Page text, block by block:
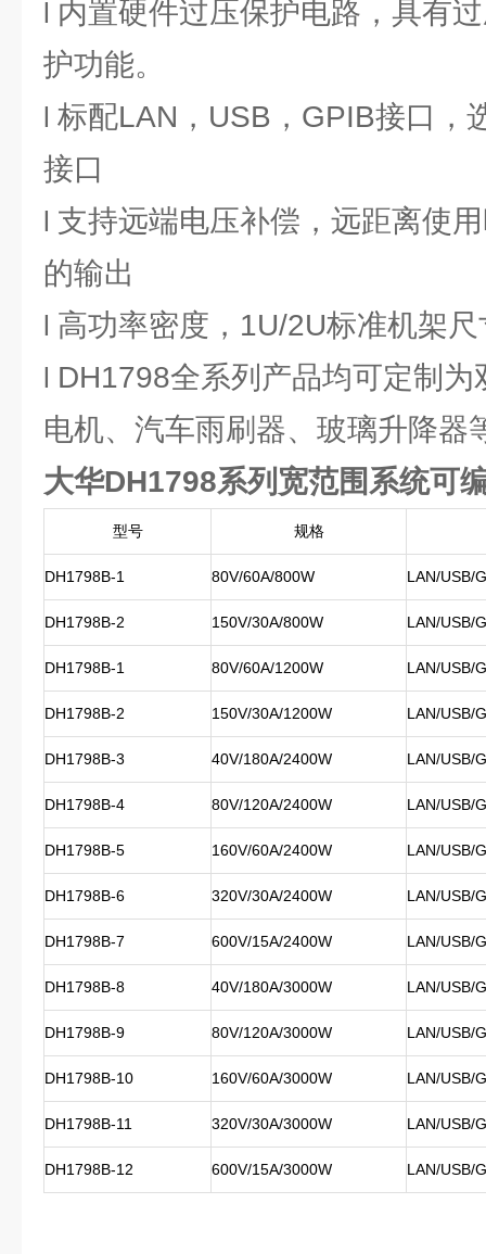
l 内置硬件过压保护电路，具有
护功能。
l 标配LAN，USB，GPIB接口，
接口
l 支持远端电压补偿，远距离使
的输出
l 高功率密度，1U/2U标准机架尺
l DH1798全系列产品均可定制
电机、汽车雨刷器、玻璃升降器
大华DH1798系列宽范围系统可
型号 规格
DH1798B-1 80V/60A/800W LAN/USB/
DH1798B-2 150V/30A/800W LAN/USB/
DH1798B-1 80V/60A/1200W LAN/USB/
DH1798B-2 150V/30A/1200W LAN/USB/
DH1798B-3 40V/180A/2400W LAN/USB/
DH1798B-4 80V/120A/2400W LAN/USB/
DH1798B-5 160V/60A/2400W LAN/USB/
DH1798B-6 320V/30A/2400W LAN/USB/
DH1798B-7 600V/15A/2400W LAN/USB/
DH1798B-8 40V/180A/3000W LAN/USB/
DH1798B-9 80V/120A/3000W LAN/USB/
DH1798B-10 160V/60A/3000W LAN/USB/
DH1798B-11 320V/30A/3000W LAN/USB/
DH1798B-12 600V/15A/3000W LAN/USB/